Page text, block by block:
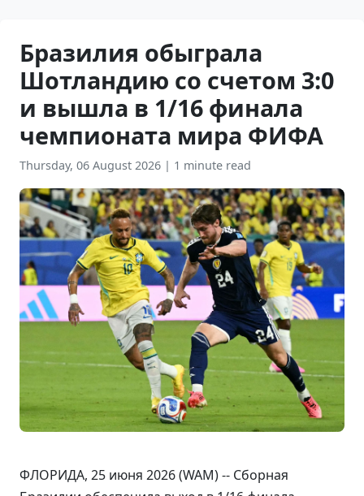
Бразилия обыграла
Шотландию со счетом 3:0
и вышла в 1/16 финала
чемпионата мира ФИФА
Thursday, 06 August 2026 | 1 minute read
ФЛОРИДА, 25 июня 2026 (WAM) -- Сборная